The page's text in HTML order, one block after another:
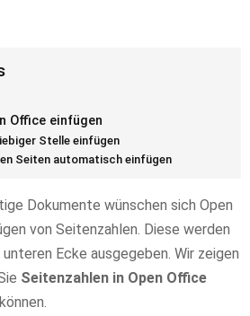
Office einfügen
Stelle einfügen
Seiten automatisch einfügen
Dokumente wünschen sich Open
von Seitenzahlen. Diese werden
Ecke ausgegeben. Wir zeigen
Seitenzahlen in Open Office